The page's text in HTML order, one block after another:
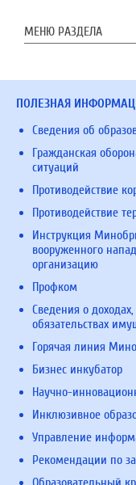
МЕНЮ РАЗДЕЛА
ПОЛЕЗНАЯ
Сведения об
Гражданская
ситуаций
Противодействие
Противодействие
Инструкция
вооруженного
организацию
Профком
Сведения о
обязательствах
Горячая линия
Бизнес инкубатор
Научно-
Инклюзивное
Управление
Рекомендации по